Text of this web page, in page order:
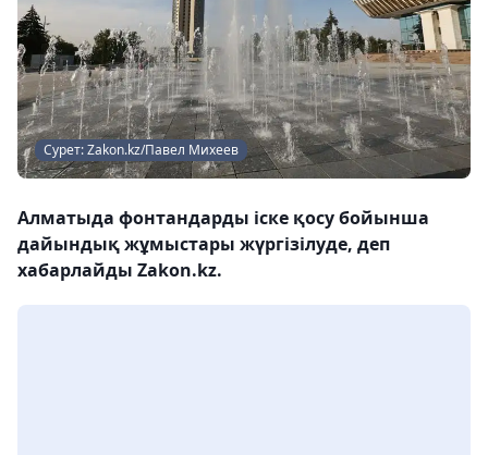
Сурет: Zakon.kz/Павел Михеев
Алматыда фонтандарды іске қосу бойынша
дайындық жұмыстары жүргізілуде, деп
хабарлайды Zakon.kz.